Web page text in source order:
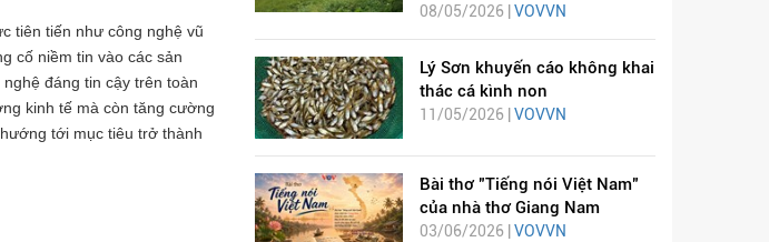
tiên tiến như công nghệ vũ
cố niềm tin vào các sản
đáng tin cậy trên toàn
kinh tế mà còn tăng cường
tới mục tiêu trở thành
08/05/2026 | VOVVN
Lý Sơn khuyến cáo không khai
thác cá kình non
11/05/2026 | VOVVN
Bài thơ "Tiếng nói Việt Nam"
của nhà thơ Giang Nam
03/06/2026 | VOVVN